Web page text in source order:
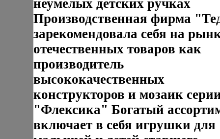
неумелых детских ручках
Производственная фирма
зарекомендовала себя на
отечественных товаров как
производитель
высококачественных
конструкторов и мозаик
"Флексика" Богатый
включает в себя игрушки для